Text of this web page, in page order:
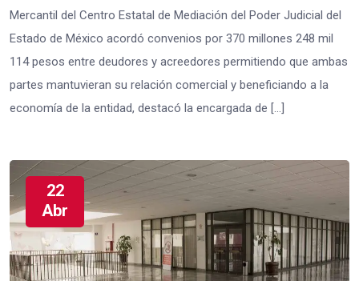
Mercantil del Centro Estatal de Mediación del Poder Judicial del
Estado de México acordó convenios por 370 millones 248 mil
114 pesos entre deudores y acreedores permitiendo que ambas
partes mantuvieran su relación comercial y beneficiando a la
economía de la entidad, destacó la encargada de […]
22
Abr